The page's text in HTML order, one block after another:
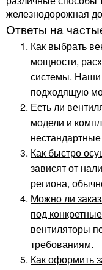
железнодорожная
Ответы на
Как выбрать
мощности,
системы. Наши
подходящую
Есть ли
модели и
Как быстро
зависят от
региона,
Можно ли
под
вентиляторы
требованиям.
Как оформить